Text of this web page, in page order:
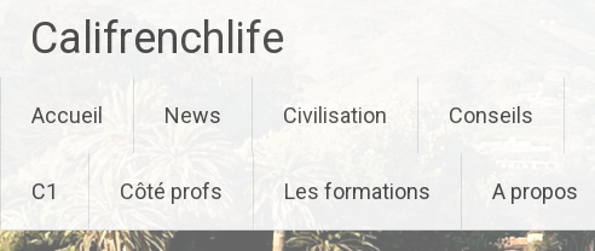
Califrenchlife
to
content
Accueil News Civilisation Conseils
C1 Côté profs Les formations A propos